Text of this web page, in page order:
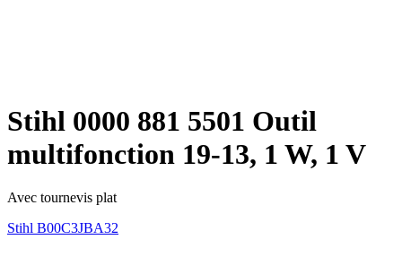
Stihl 0000 881 5501 Outil
multifonction 19-13, 1 W, 1 V
Avec tournevis plat
Stihl B00C3JBA32